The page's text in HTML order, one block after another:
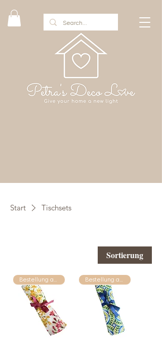
Start Tischsets
Sortierung
Bestellung auf Anfrage Bestellung auf Anfrage